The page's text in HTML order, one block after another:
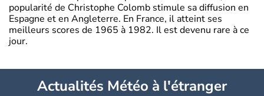
popularité de Christophe Colomb stimule sa diffusion en
Espagne et en Angleterre. En France, il atteint ses
meilleurs scores de 1965 à 1982. Il est devenu rare à ce
jour.
Actualités Météo à l'étranger